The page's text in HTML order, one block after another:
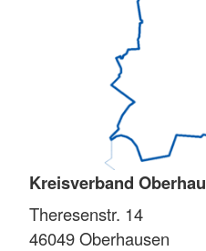
Kreisverband
Theresenstr. 14
46049Oberhausen